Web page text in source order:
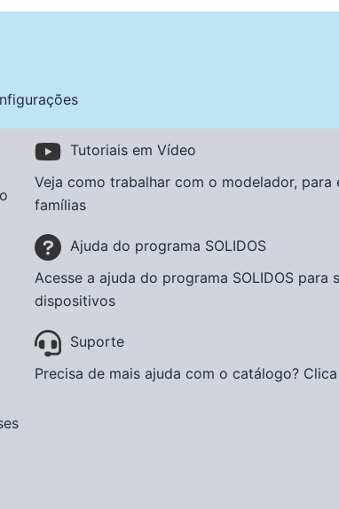
Tutoriais em Vídeo
Veja como trabalhar com o modelador,
famílias
Ajuda do programa SOLIDOS
Acesse a ajuda do programa SOLIDOS para
dispositivos
Suporte
Precisa de mais ajuda com o catálogo?